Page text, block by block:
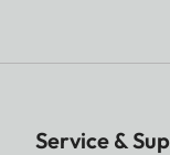
Service &